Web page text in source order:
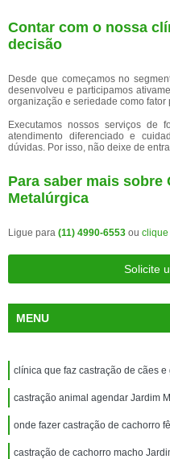
Contar com o nossa
decisão
Desde que começamos no
desenvolveu e participamos
organização e seriedade como
Executamos nossos serviços de
atendimento diferenciado e
dúvidas. Por isso, não deixe de
Para saber mais sobre
Metalúrgica
Ligue para (11) 4990-6553 ou clique
Solicite
MENU
clínica que faz castração de cães
castração animal agendar Jardim
onde fazer castração de cachorro
castração de cachorro macho